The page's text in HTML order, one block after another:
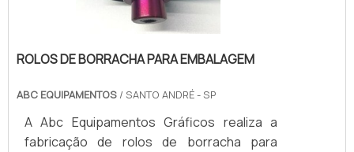
ROLOS DE BORRACHA PARA EMBALAGEM
ABC EQUIPAMENTOS / SANTO ANDRÉ - SP
A Abc Equipamentos Gráficos realiza a
fabricação de rolos de borracha para